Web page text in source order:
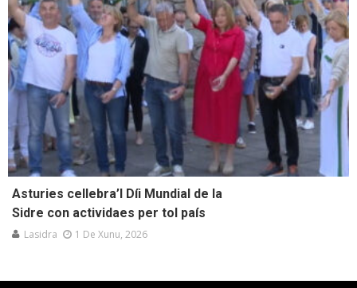
Asturies cellebra’l Díi Mundial de la
Sidre con actividaes per tol país
Lasidra 1 De Xunu, 2026